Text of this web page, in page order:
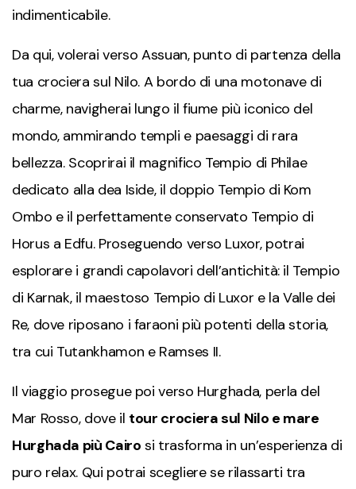
indimenticabile.
Da qui, volerai verso Assuan, punto di partenza della
tua crociera sul Nilo. A bordo di una motonave di
charme, navigherai lungo il fiume più iconico del
mondo, ammirando templi e paesaggi di rara
bellezza. Scoprirai il magnifico Tempio di Philae
dedicato alla dea Iside, il doppio Tempio di Kom
Ombo e il perfettamente conservato Tempio di
Horus a Edfu. Proseguendo verso Luxor, potrai
esplorare i grandi capolavori dell’antichità: il Tempio
di Karnak, il maestoso Tempio di Luxor e la Valle dei
Re, dove riposano i faraoni più potenti della storia,
tra cui Tutankhamon e Ramses II.
Il viaggio prosegue poi verso Hurghada, perla del
Mar Rosso, dove il tour crociera sul Nilo e mare
Hurghada più Cairo si trasforma in un’esperienza di
puro relax. Qui potrai scegliere se rilassarti tra